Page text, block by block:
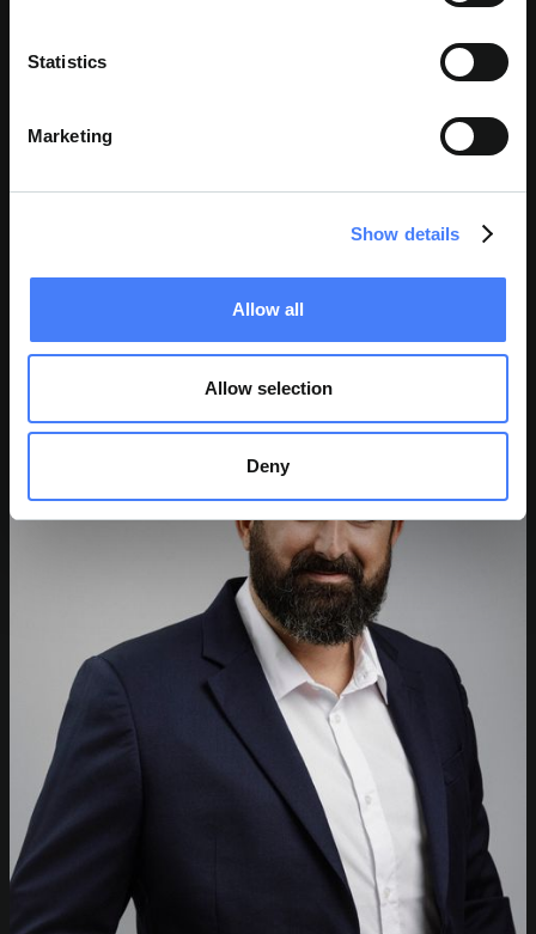
Statistics
Marketing
Show details
Allow all
Allow selection
Deny
JOHN P. CASALETTO